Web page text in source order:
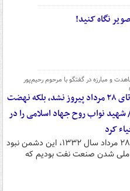
نگاه کنید!
و مبارزه در گفتگو با مرحوم رحیم‌پور
دشمن در کودتای ۲۸ مرداد پیروز نشد، بلکه نهضت
نواب روح جهاد اسلامی را در
کرد
حیدر رحیم پور ازغذی گفت: در کودتای ۲۸ مرداد سال ۱۳۳۲، این دشمن نبود
ملی شدن صنعت نفت بودیم که